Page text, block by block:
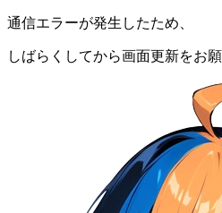
通信エラーが発生したため、
しばらくしてから画面更新をお